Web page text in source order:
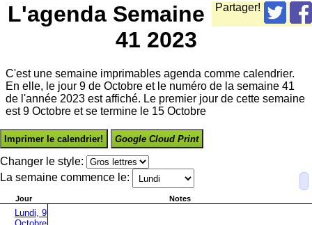
Partager!
L'agenda Semaine
41 2023
C'est une semaine imprimables agenda comme calendrier.
En elle, le jour 9 de Octobre et le numéro de la semaine 41
de l'année 2023 est affiché. Le premier jour de cette semaine
est 9 Octobre et se termine le 15 Octobre
Imprimer le calendrier! Google Cloud Print
Changer le style:
La semaine commence le:
Jour Notes
Lundi, 9